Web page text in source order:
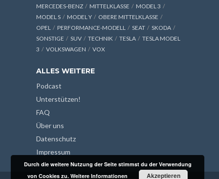
MERCEDES-BENZ
MITTELKLASSE
MODEL 3
MODEL S
MODEL Y
OBERE MITTELKLASSE
OPEL
PERFORMANCE-MODELL SEAT
SKODA
SONSTIGE
SUV TECHNIK TESLA
TESLA MODEL
3
VOLKSWAGEN VOX
ALLES WEITERE
Podcast
Unterstützen!
FAQ
Über uns
Datenschutz
Impressum
Durch die weitere Nutzung der Seite stimmst du der Verwendung
von Cookies zu.Weitere Informationen Akzeptieren